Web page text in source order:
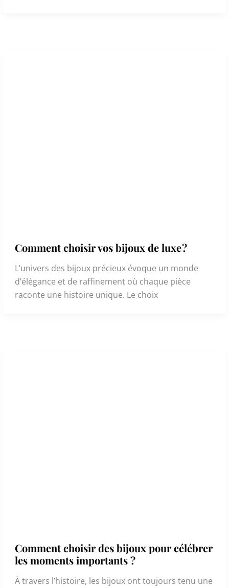
Comment choisir vos bijoux de luxe ?
L’univers des bijoux précieux évoque un monde
d’élégance et de raffinement où chaque pièce
raconte une histoire unique. Le choix
Comment choisir des bijoux pour célébrer
les moments importants ?
À travers l’histoire, les bijoux ont toujours tenu une